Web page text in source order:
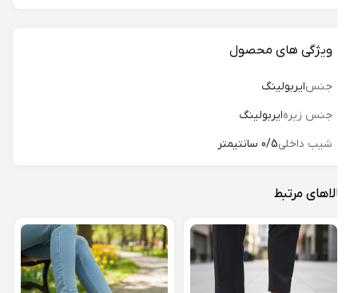
ویژگی های محصول
جنسایربولینگ
جنس زیره ایربولینگ
شیب داخلی0/5 سانتیمتر
مرتبط